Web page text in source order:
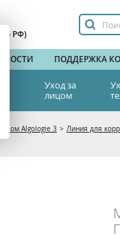
по РФ)
ПОДДЕРЖКА
Уход за
лицом
телом Algologie 3 > Линия для